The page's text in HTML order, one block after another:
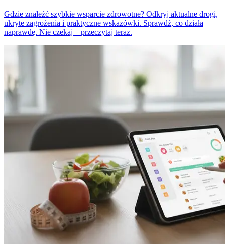
Gdzie znaleźć szybkie wsparcie zdrowotne? Odkryj aktualne drogi,
ukryte zagrożenia i praktyczne wskazówki. Sprawdź, co działa
naprawdę. Nie czekaj – przeczytaj teraz.